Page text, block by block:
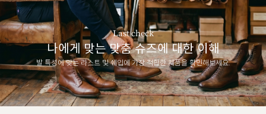
Last check
나에게 맞는 맞춤 슈즈에 대한 이해
발 특성에 맞는 라스트 및 쉐입에 가장 적합한 제품을 확인해보세요.